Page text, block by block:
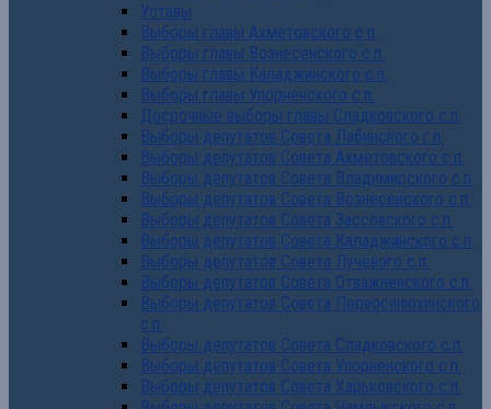
Уставы
Выборы главы Ахметовского с.п.
Выборы главы Вознесенского с.п.
Выборы главы Каладжинского с.п.
Выборы главы Упорненского с.п.
Досрочные выборы главы Сладковского с.п.
Выборы депутатов Совета Лабинского г.п.
Выборы депутатов Совета Ахметовского с.п.
Выборы депутатов Совета Владимирского с.п.
Выборы депутатов Совета Вознесенского с.п.
Выборы депутатов Совета Зассовского с.п.
Выборы депутатов Совета Каладжинского с.п.
Выборы депутатов Совета Лучевого с.п.
Выборы депутатов Совета Отважненского с.п.
Выборы депутатов Совета Первосинюхинского
с.п.
Выборы депутатов Совета Сладковского с.п.
Выборы депутатов Совета Упорненского с.п.
Выборы депутатов Совета Харьковского с.п.